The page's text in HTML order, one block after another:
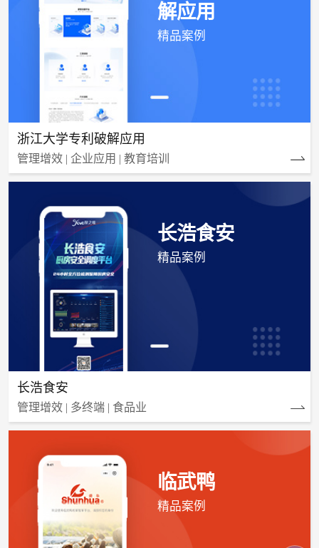
解应用
精品案例
浙江大学专利破解应用
管理增效 | 企业应用 | 教育培训
长浩食安
精品案例
长浩食安
管理增效 | 多终端 | 食品业
临武鸭
精品案例